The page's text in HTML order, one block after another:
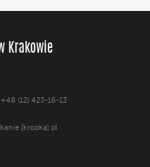
Krakowie
(12) 423-16-13
[kropka] pl